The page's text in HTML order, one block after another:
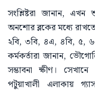
সংশ্লিষ্টরা জানান,
অনশোর ব্লকের মধ্যে
২বি, ৩বি, ৪এ, ৪বি, ৫,
কর্মকর্তারা জানান,
সম্ভাবনা ক্ষীণ।
পটুয়াখালী এলাকায়